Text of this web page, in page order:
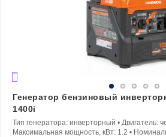
Генератор бензиновый
1400i
Тип генератора: инверторный • Двигатель:
Максимальная мощность, кВт: 1.2 •